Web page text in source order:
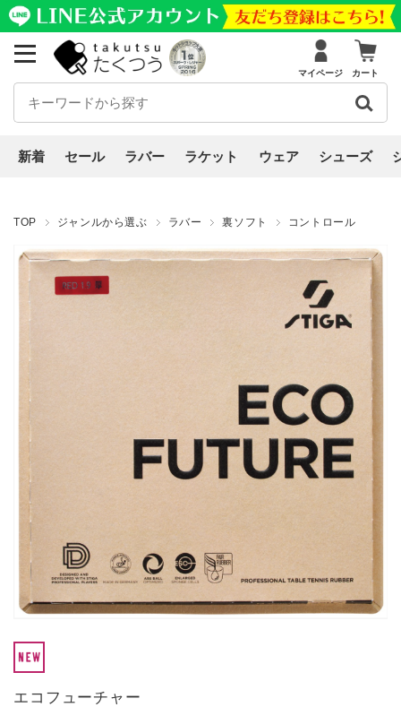
マイページ カート
新着 セール ラバー ラケット ウェア シューズ
TOP ジャンルから選ぶ ラバー 裏ソフト コントロール
エコフューチャー